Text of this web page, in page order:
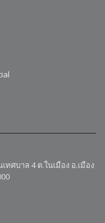
ศบาล 4 ต.ในเมือง อ.เมือง